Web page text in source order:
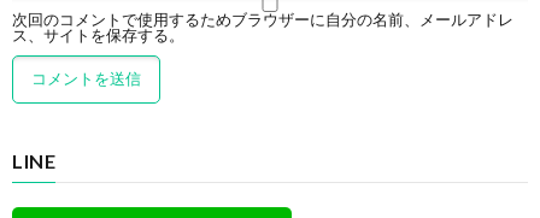
次回のコメントで使用するためブラウザーに自分の名前、メールアドレ
ス、サイトを保存する。
LINE